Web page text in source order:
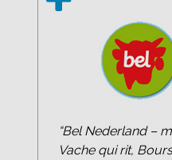
“Bel Nederland –
Vache qui rit,